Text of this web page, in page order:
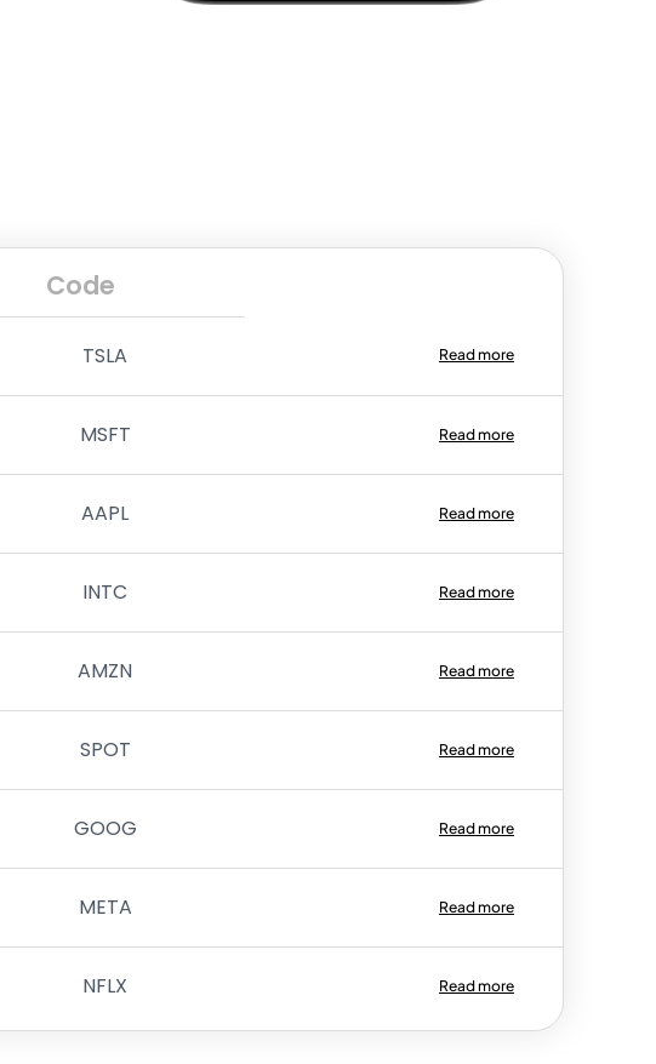
Code
TSLA Read more
MSFT Read more
AAPL Read more
INTC Read more
AMZN Read more
SPOT Read more
GOOG Read more
META Read more
NFLX Read more